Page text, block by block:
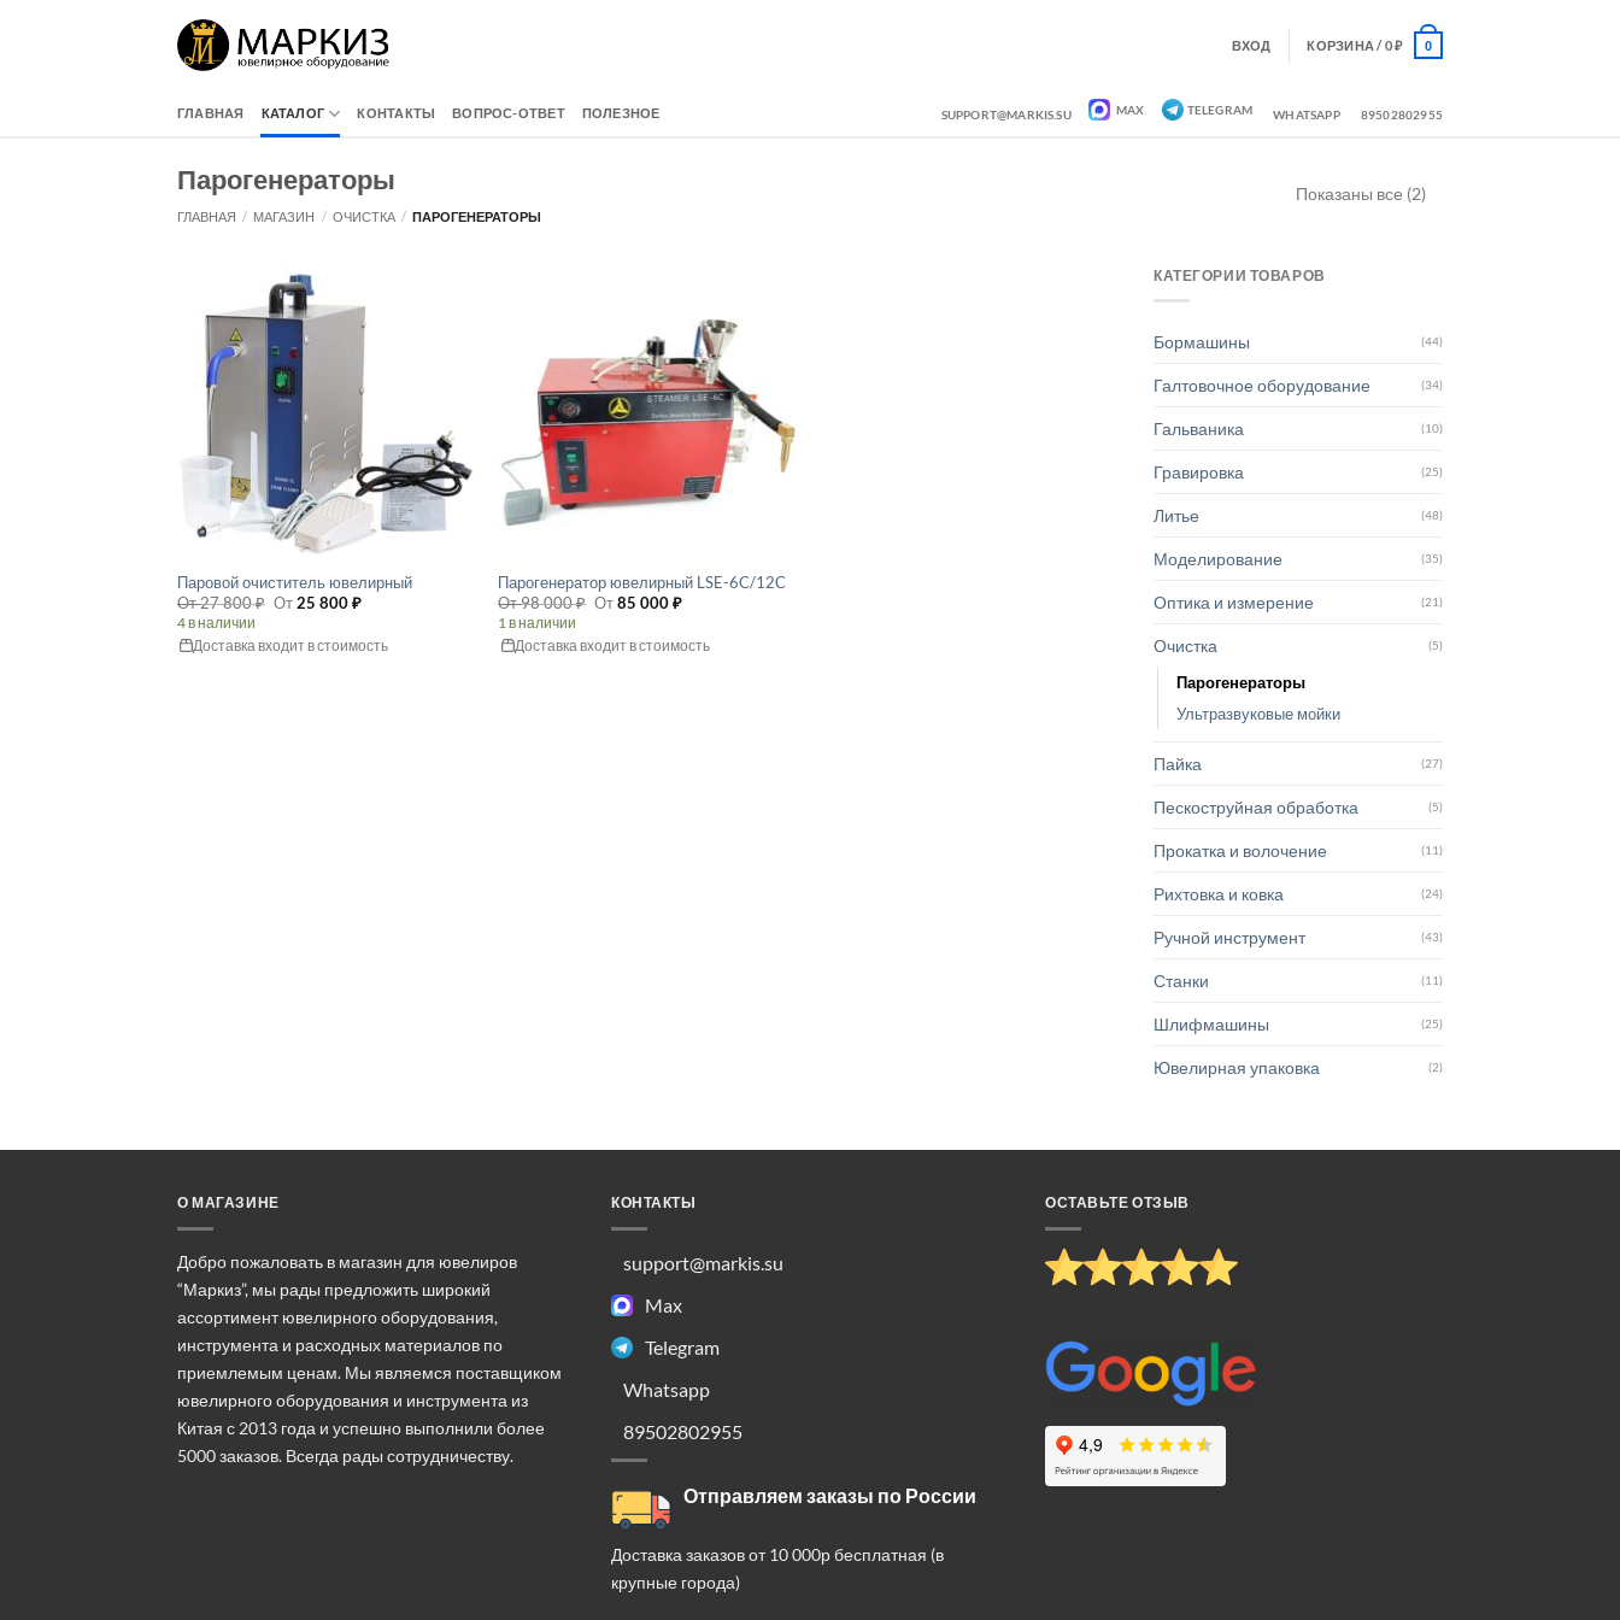
ВХОД КОРЗИНА /0₽ 0
ГЛАВНАЯ КАТАЛОГ КОНТАКТЫ ВОПРОС-ОТВЕТ ПОЛЕЗНОЕ SUPPORT@MARKIS.SU MAX TELEGRAM WHATSAPP 89502802955
Парогенераторы
ГЛАВНАЯ / МАГАЗИН / ОЧИСТКА / ПАРОГЕНЕРАТОРЫ
Показаны все (2)
Паровой очиститель ювелирный
От27 800₽ От25 800₽
4 в наличии
Доставка входит в стоимость
Парогенератор ювелирный LSE-6C/12C
От98 000₽ От85 000₽
1 в наличии
Доставка входит в стоимость
КАТЕГОРИИ ТОВАРОВ
Бормашины (44)
Галтовочное оборудование (34)
Гальваника (10)
Гравировка (25)
Литье (48)
Моделирование (35)
Оптика и измерение (21)
Очистка (5)
Парогенераторы
Ультразвуковые мойки
Пайка (27)
Пескоструйная обработка (5)
Прокатка и волочение (11)
Рихтовка и ковка (24)
Ручной инструмент (43)
Станки (11)
Шлифмашины (25)
Ювелирная упаковка (2)
О МАГАЗИНЕ
Добро пожаловать в магазин для ювелиров
“Маркиз”, мы рады предложить широкий
ассортимент ювелирного оборудования,
инструмента и расходных материалов по
приемлемым ценам. Мы являемся поставщиком
ювелирного оборудования и инструмента из
Китая с 2013 года и успешно выполнили более
5000 заказов. Всегда рады сотрудничеству.
КОНТАКТЫ
support@markis.su
Max
Telegram
Whatsapp
89502802955
Отправляем заказы по России
Доставка заказов от 10 000р бесплатная (в
крупные города)
ОСТАВЬТЕ ОТЗЫВ